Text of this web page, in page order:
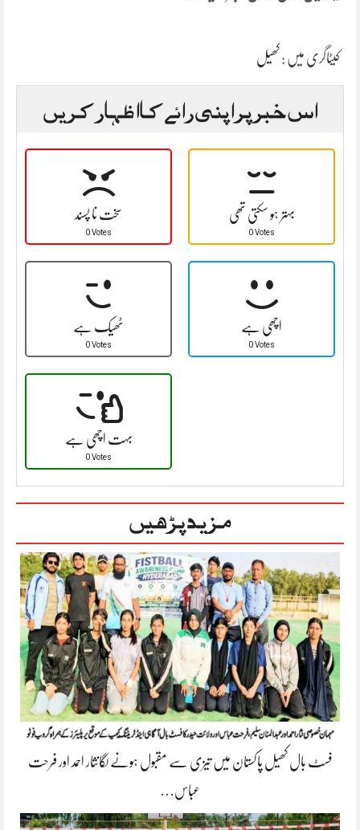
کیٹاگری میں : کھیل
اس خبر پر اپنی رائے کا اظہار کریں
سخت نا پسند
0 Votes
بہتر ہو سکتی تھی
0 Votes
ٹھیک ہے
0 Votes
اچھی ہے
0 Votes
بہت اچھی ہے
0 Votes
مزید پڑھیں
فسٹ بال کھیل پاکستان میں تیزی سے مقبول ہونے لگانثار احمد اور فرحت
عباس…